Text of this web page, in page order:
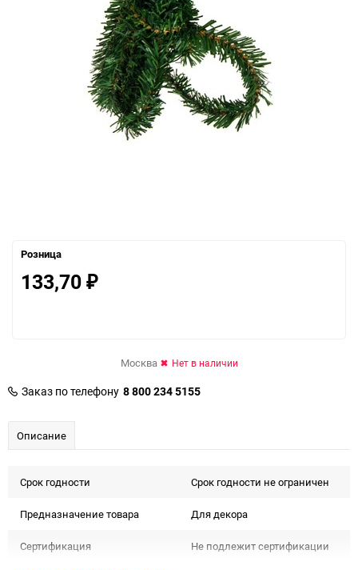
Розница
133,70 ₽
Москва Нет в наличии
Заказ по телефону 8 800 234 5155
Описание
Срок годности Срок годности не ограничен
Предназначение товара Для декора
Сертификация Не подлежит сертификации